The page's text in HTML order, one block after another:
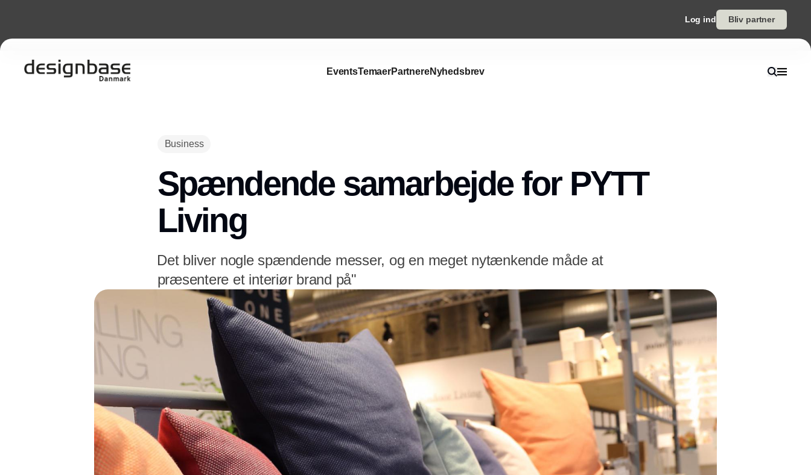
Log ind Bliv partner
EventsTemaerPartnereNyhedsbrev
Business
Spændende samarbejde for PYTT
Living
Det bliver nogle spændende messer, og en meget nytænkende måde at
præsentere et interiør brand på"